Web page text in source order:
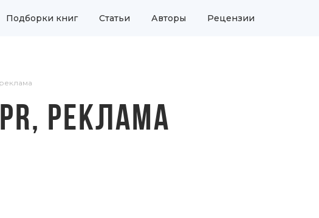
Подборки книг Статьи Авторы Рецензии
РЕКЛАМА